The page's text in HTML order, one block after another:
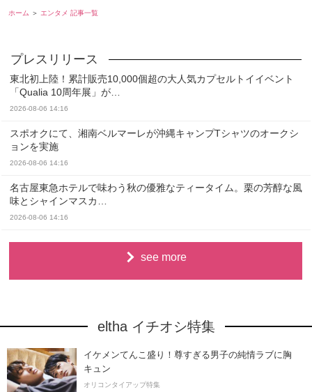
ホーム エンタメ 記事一覧
東北初上陸！累計販売10,000個超の大人気カプセルトイイベント
「Qualia 10周年展」が…
2026-08-06 14:16
スポオクにて、湘南ベルマーレが沖縄キャンプTシャツのオークシ
ョンを実施
2026-08-06 14:16
名古屋東急ホテルで味わう秋の優雅なティータイム。栗の芳醇な風
味とシャインマスカ…
2026-08-06 14:16
see more
eltha イチオシ特集
イケメンてんこ盛り！尊すぎる男子の純情ラブに胸
キュン
オリコンタイアップ特集